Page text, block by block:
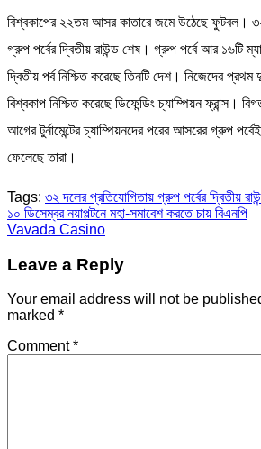
বিশ্বকাপের ২২তম আসর কাতারে জমে উঠেছে ফুটবল।
গ্রুপ পর্বের দ্বিতীয় রাউন্ড শেষ। গ্রুপ পর্বে আর ১৬টি
দ্বিতীয় পর্ব নিশ্চিত করেছে তিনটি দেশ। নিজেদের
বিশ্বকাপ নিশ্চিত করেছে ডিফেন্ডিং চ্যাম্পিয়ন ফ্রান্স।
আগের টুর্নামেন্টের চ্যাম্পিয়নদের পরের আসরের গ্রুপ
ফেলেছে তারা।
Tags: ৩২ দলের প্রতিযোগিতায় গ্রুপ পর্বের দ্বিতীয়
Post
navigation
১০ ডিসেম্বর নয়াপল্টনে মহা-সমাবেশ করতে চায় বিএনপি
Vavada Casino
Leave a Reply
Your email address will not be
marked *
Comment*